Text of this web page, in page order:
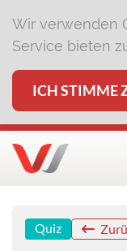
Wir verwenden
Service bieten
ICH STIMME
Quiz